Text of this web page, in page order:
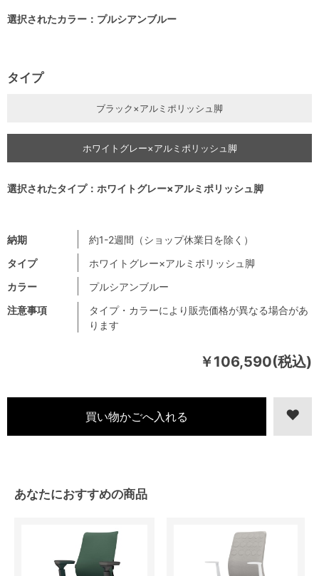
￥106,590(税込)
注意事項
タイプ・カラーにより販売価格が異なる場合があ
ります
納期
約1-2週間（ショップ休業日を除く）
タイプ
ホワイトグレー×アルミポリッシュ脚
カラー
プルシアンブルー
選択されたカラー：プルシアンブルー
タイプ
ブラック×アルミポリッシュ脚
ホワイトグレー×アルミポリッシュ脚
選択されたタイプ：ホワイトグレー×アルミポリッシュ脚
あなたにおすすめの商品